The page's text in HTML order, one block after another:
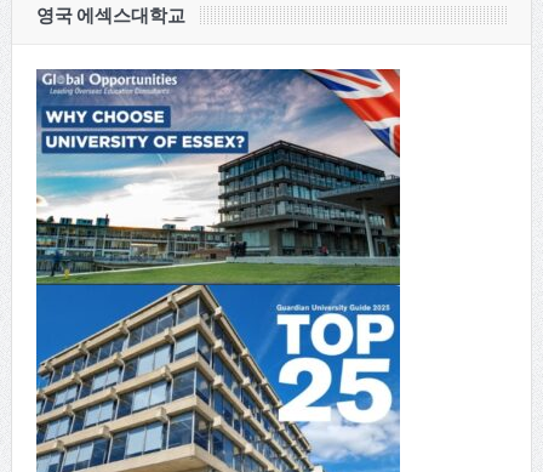
영국 에섹스대학교